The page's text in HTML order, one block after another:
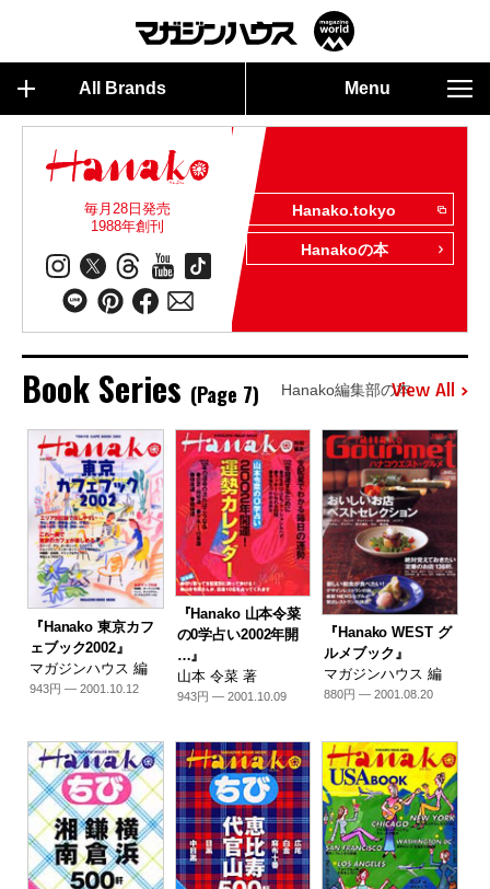
All Brands Menu
毎月28日発売
1988年創刊
Hanako.tokyo
Hanakoの本
Book Series (Page 7) Hanako編集部の本View All
『Hanako 東京カフ
ェブック2002』
マガジンハウス 編
943円 — 2001.10.12
『Hanako 山本令菜
の0学占い2002年開
…』
山本 令菜 著
943円 — 2001.10.09
『Hanako WEST グ
ルメブック』
マガジンハウス 編
880円 — 2001.08.20